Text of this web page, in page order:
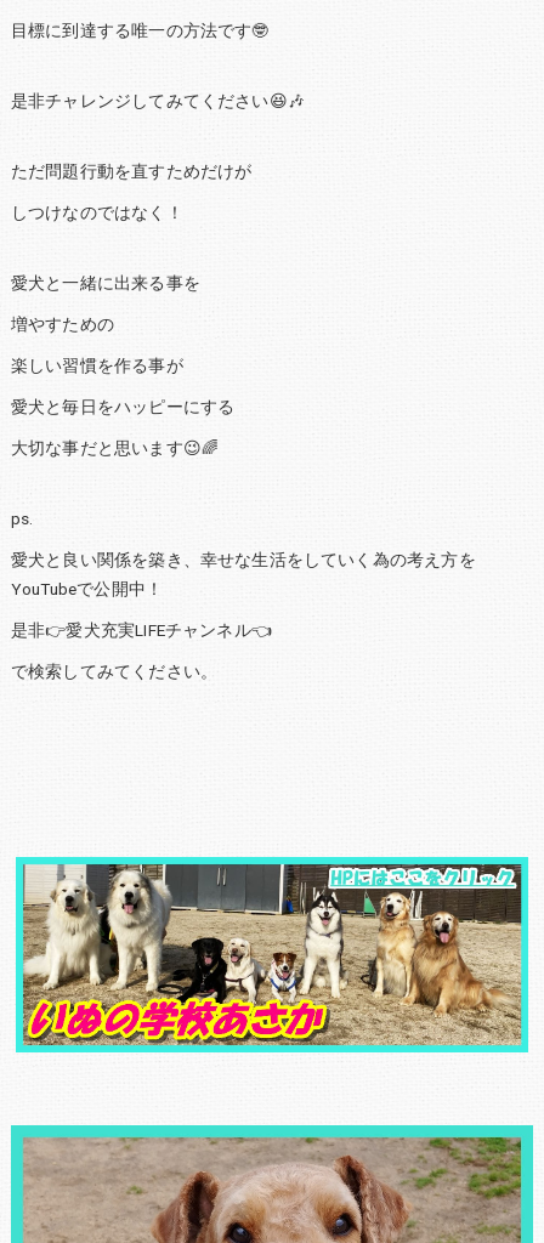
目標に到達する唯一の方法です🤓
是非チャレンジしてみてください😆🎶
ただ問題行動を直すためだけが
しつけなのではなく！
愛犬と一緒に出来る事を
増やすための
楽しい習慣を作る事が
愛犬と毎日をハッピーにする
大切な事だと思います😉🌈
ps.
愛犬と良い関係を築き、幸せな生活をしていく為の考え方を
YouTubeで公開中！
是非👉愛犬充実LIFEチャンネル👈
で検索してみてください。